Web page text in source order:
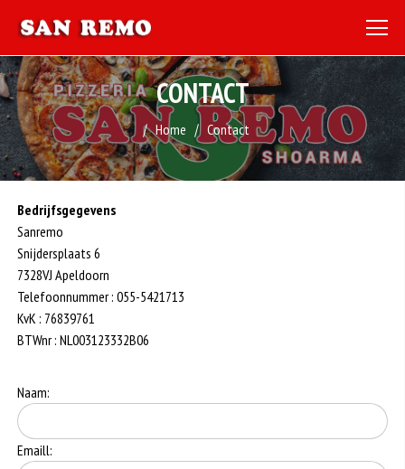
CONTACT
Home Contact
Bedrijfsgegevens
Sanremo
Snijdersplaats 6
7328VJ Apeldoorn
Telefoonnummer : 055-5421713
KvK : 76839761
BTWnr : NL003123332B06
Naam:
Emaill: